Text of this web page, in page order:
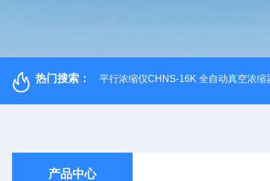
热门搜索： 平行浓缩仪CHNS-16K 全自动真空浓缩
产品中心